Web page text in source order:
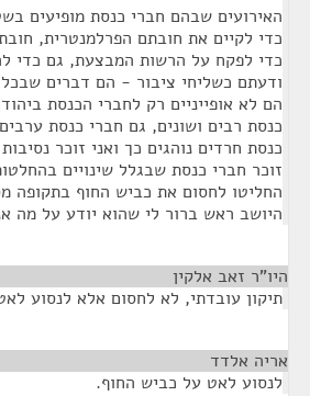
האירועים שבהם חברי כנסת מופיעים
כדי לקיים את חובתם הפרלמנטרית,
כדי לפקח על הרשות המבצעת, גם כדי
ודעתם כשליחי ציבור - הם דברים
הם לא אופייניים רק לחברי הכנסת
כנסת רבים ושונים, גם חברי כנסת
כנסת חרדים נוהגים כך ואני זוכר
זוכר חברי כנסת שבגלל שינויים
החליטו לחסום את כביש החוף בתקופה
היושב ראש ברור לי שהוא יודע על מה
היו"ר זאב אלקין
תיקון עובדתי, לא לחסום אלא לנסוע
אריה אלדד
לנסוע לאט על כביש החוף.